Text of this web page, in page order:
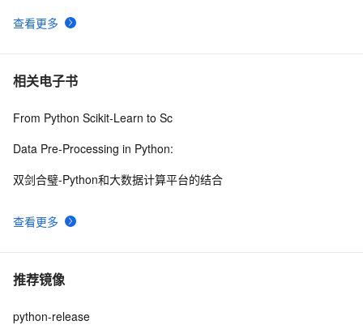
查看更多
相关电子书
查看更多
From Python Scikit-Learn to Sc
Data Pre-Processing in Python:
双剑合璧-Python和大数据计算平台的结合
推荐镜像
python-release